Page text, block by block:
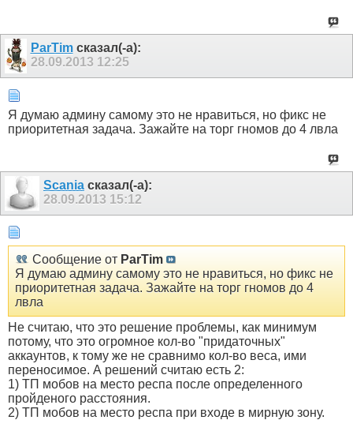
ParTimсказал(-а):
28.09.2013 12:25
Я думаю админу самому это не нравиться, но фикс не
приоритетная задача. Зажайте на торг гномов до 4 лвла
Scania сказал(-а):
28.09.2013 15:12
Сообщение от ParTim
Я думаю админу самому это не нравиться, но фикс не
приоритетная задача. Зажайте на торг гномов до 4
лвла
Не считаю, что это решение проблемы, как минимум
потому, что это огромное кол-во "придаточных"
аккаунтов, к тому же не сравнимо кол-во веса, ими
переносимое. А решений считаю есть 2:
1) ТП мобов на место респа после определенного
пройденого расстояния.
2) ТП мобов на место респа при входе в мирную зону.